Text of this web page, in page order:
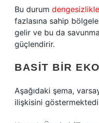
Bu durum
fazlasına sahip
gelir ve bu da
güçlendirir.
BASIT BIR
Aşağıdaki şema,
ilişkisini